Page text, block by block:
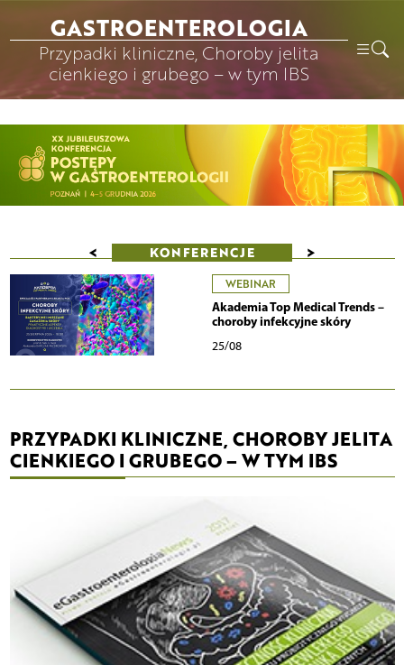
GASTROENTEROLOGIA
Przypadki kliniczne, Choroby jelita
cienkiego i grubego – w tym IBS
< KONFERENCJE >
WEBINAR
Akademia Top Medical Trends –
choroby infekcyjne skóry
25/08
PRZYPADKI KLINICZNE, CHOROBY JELITA
CIENKIEGO I GRUBEGO – W TYM IBS